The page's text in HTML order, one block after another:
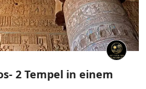
2 Tempel in einem